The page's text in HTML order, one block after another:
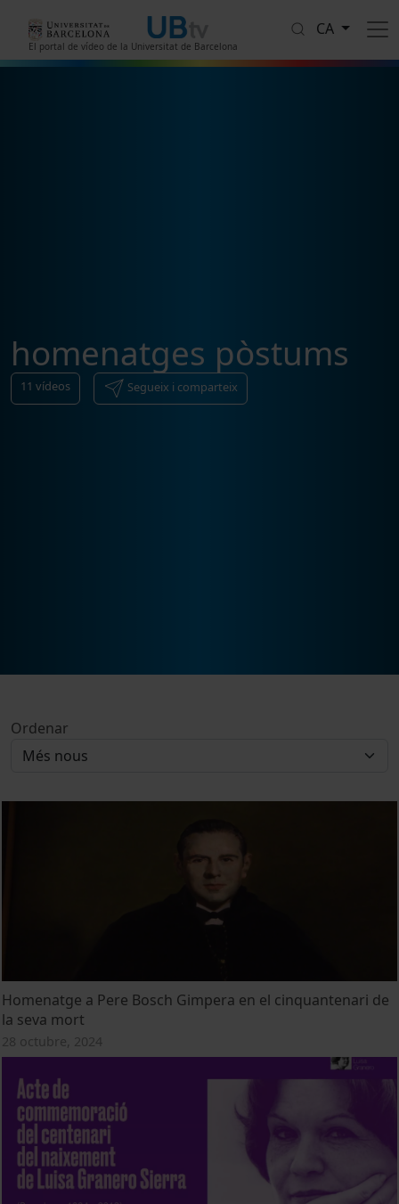
El portal de vídeo de la Universitat de Barcelona
CA
homenatges pòstums
11 vídeos Segueix i comparteix
Ordenar
Homenatge a Pere Bosch Gimpera en el cinquantenari de
la seva mort
28 octubre, 2024